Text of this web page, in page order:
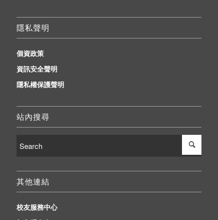
隱私聲明
個資政策
資訊安全聲明
隱私權保護聲明
站內搜尋
其他連結
校友服務中心